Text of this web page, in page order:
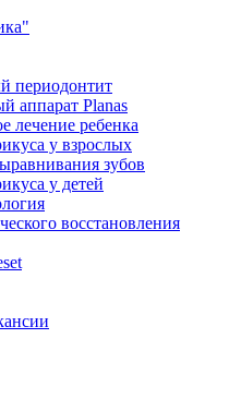
периодонтит
аппарат Planas
лечение ребенка
у взрослых
зубов
у детей
восстановления